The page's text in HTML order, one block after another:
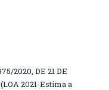
2020, DE 21 DE
2021-Estima a